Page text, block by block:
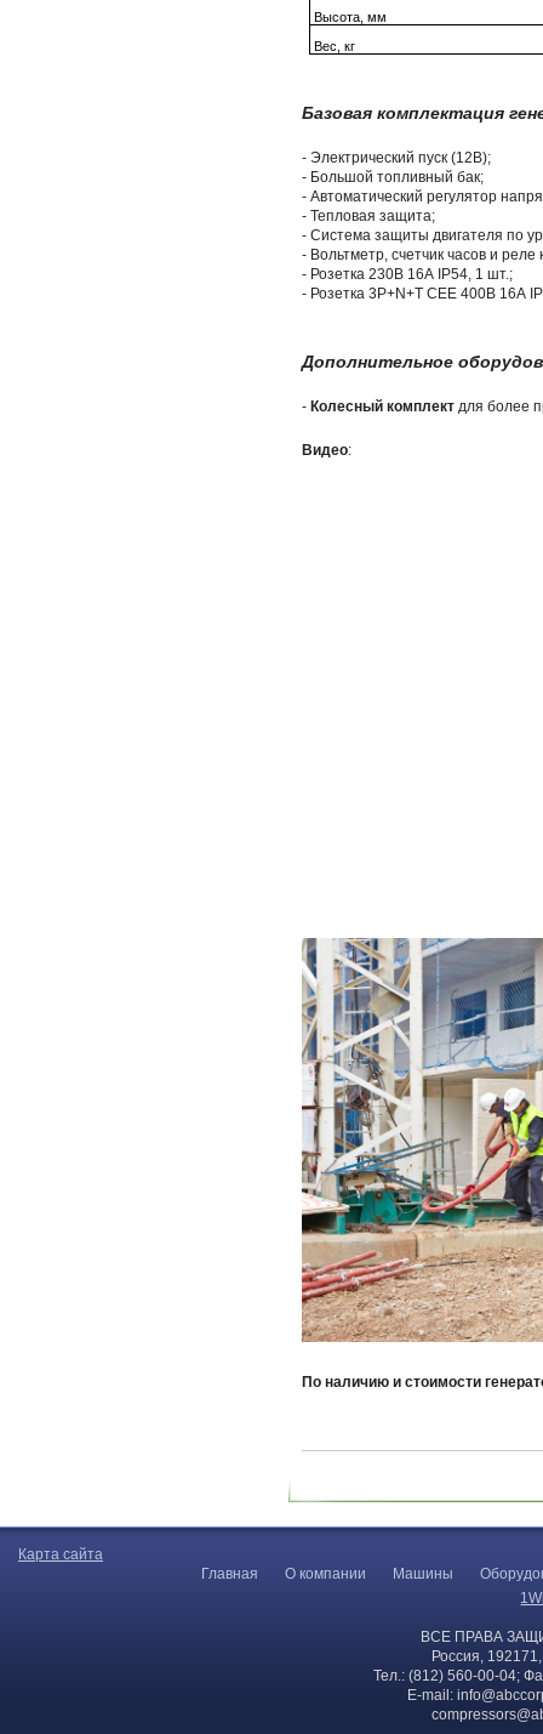
Высота,мм
Вес,кг
Базовая комплектация
- Электрический пуск (12В);
- Большой топливный бак;
- Автоматический регулятор
- Тепловая защита;
- Система защиты двигателя по
- Вольтметр, счетчик часов и
- Розетка 230В 16А IP54, 1 шт.;
- Розетка 3P+N+T CEE 400В 16А
Дополнительное
- Колесный комплект для более
Видео:
По наличию и стоимости
Карта сайта
Главная
О компании Машины
ВСЕ ПРАВА
Россия,
Тел.: (812) 560-00-04;
E-mail: